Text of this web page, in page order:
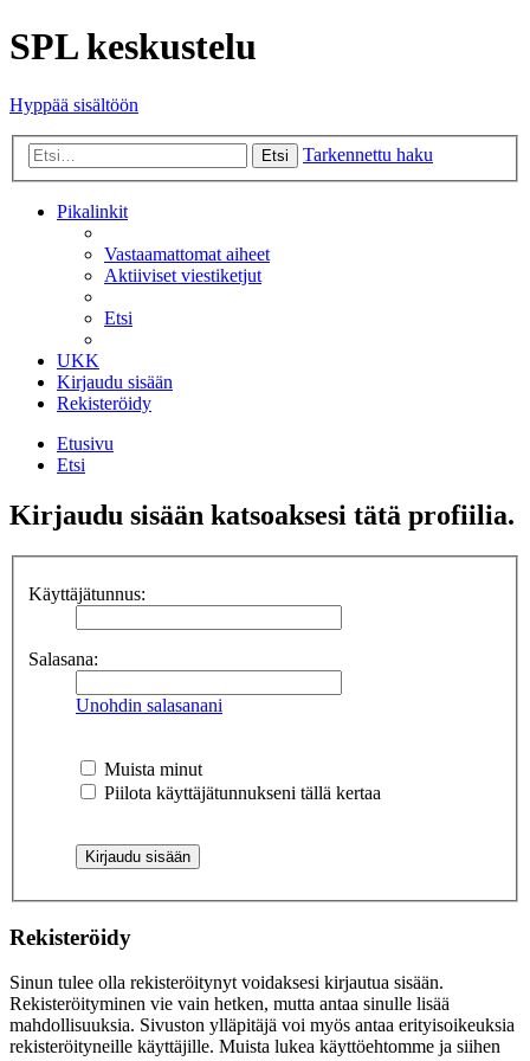
SPL keskustelu
Hyppää sisältöön
Etsi Tarkennettu haku
Pikalinkit
Vastaamattomat aiheet
Aktiiviset viestiketjut
Etsi
UKK
Kirjaudu sisään
Rekisteröidy
Etusivu
Etsi
Kirjaudu sisään katsoaksesi tätä profiilia.
Käyttäjätunnus:
Salasana:
Unohdin salasanani
Muista minut
Piilota käyttäjätunnukseni tällä kertaa
Rekisteröidy
Sinun tulee olla rekisteröitynyt voidaksesi kirjautua sisään.
Rekisteröityminen vie vain hetken, mutta antaa sinulle lisää
mahdollisuuksia. Sivuston ylläpitäjä voi myös antaa erityisoikeuksia
rekisteröityneille käyttäjille. Muista lukea käyttöehtomme ja siihen